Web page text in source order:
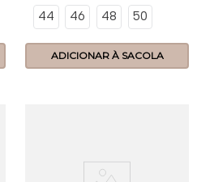
44 46 48 50
ADICIONAR À SACOLA